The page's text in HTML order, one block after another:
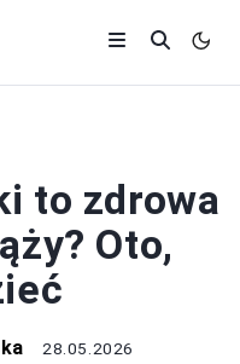
to zdrowa
Oto,
28.05.2026